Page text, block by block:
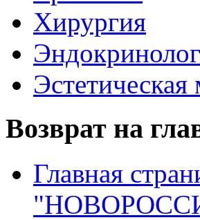
Хирургия
Возврат на
Главная